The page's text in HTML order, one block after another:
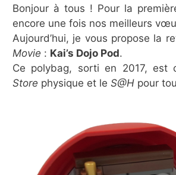
Bonjour à tous ! Pour la
encore une fois nos meilleurs
Aujourd’hui, je vous propose la
Movie : Kai’s Dojo Pod.
Ce polybag, sorti en 2017,
Store physique et le S@H pour